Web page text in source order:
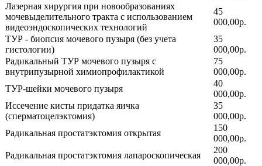
Лазерная хирургия при новообразованиях
мочевыделительного тракта с использованием
видеоэндоскопических технологий
45
000,00р.
ТУР - биопсия мочевого пузыря (без учета
гистологии)
35
000,00р.
Радикальный ТУР мочевого пузыря с
внутрипузырной химиопрофилактикой
75
000,00р.
ТУР-шейки мочевого пузыря
40
000,00р.
Иссечение кисты придатка яичка
(сперматоцелэктомия)
35
000,00р.
Радикальная простатэктомия открытая
150
000,00р.
Радикальная простатэктомия лапароскопическая
200
000,00р.